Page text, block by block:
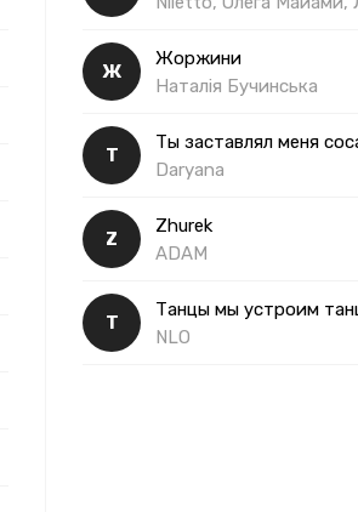
Ж
Жоржини
Наталія Бучинська
Т
Daryana
Z
Zhurek
ADAM
Т
NLO